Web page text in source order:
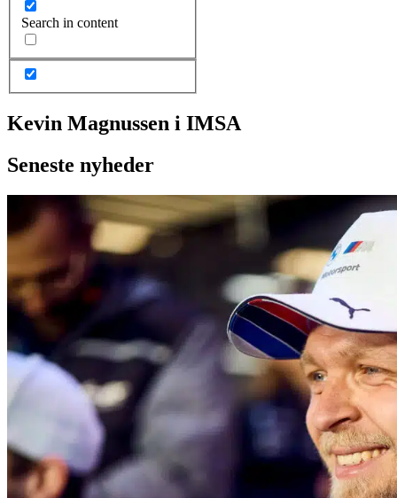
Search in content
Kevin Magnussen i IMSA
Seneste nyheder